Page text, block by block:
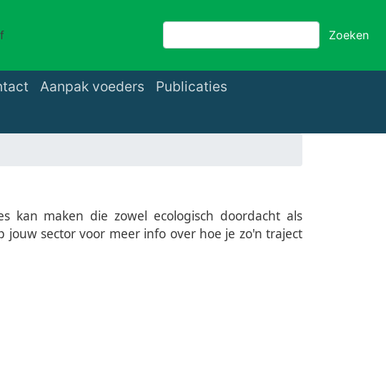
Zoeken
Zoeken
Aanpak voeders
Publicaties
maken die zowel ecologisch doordacht als
jouw sector voor meer info over hoe je zo'n traject